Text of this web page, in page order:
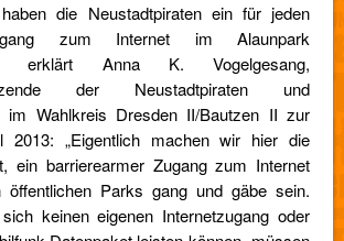
die Neustadtpiraten ein für jeden
zum Internet im Alaunpark
erklärt Anna K. Vogelgesang,
der Neustadtpiraten und
im Wahlkreis Dresden II/Bautzen II zur
2013: „Eigentlich machen wir hier die
ein barrierearmer Zugang zum Internet
öffentlichen Parks gang und gäbe sein.
keinen eigenen Internetzugang oder